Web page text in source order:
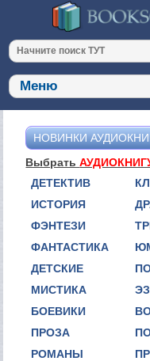
НОВИНКИ
Выбрать
ДЕТЕКТИВ
ИСТОРИЯ
ФЭНТЕЗИ
ФАНТАСТИКА
ДЕТСКИЕ
МИСТИКА
БОЕВИКИ
ПРОЗА
РОМАНЫ